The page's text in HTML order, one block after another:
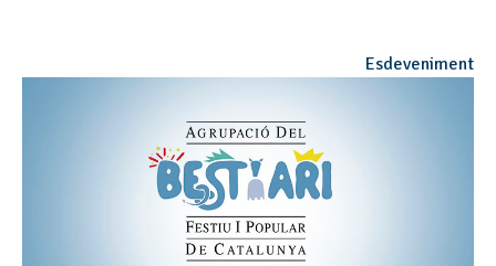
Esdeveniment